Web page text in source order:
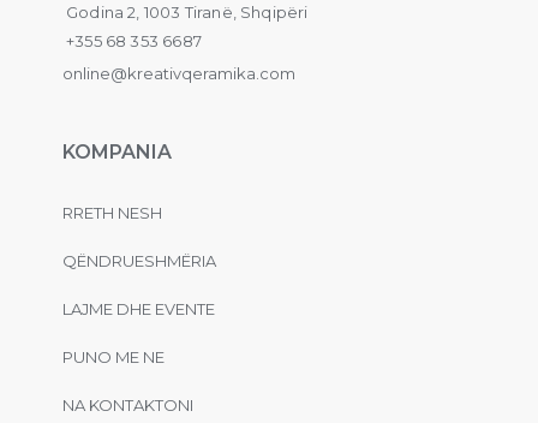
Godina 2, 1003 Tiranë, Shqipëri
+355 68 353 6687
online@kreativqeramika.com
KOMPANIA
RRETH NESH
QËNDRUESHMËRIA
LAJME DHE EVENTE
PUNO ME NE
NA KONTAKTONI